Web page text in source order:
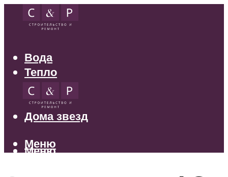
Вода
Тепло
Электрика
Свет
Дома звезд
Меню
Меню